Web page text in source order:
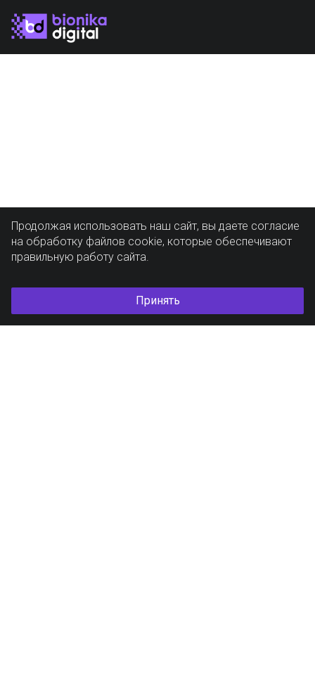
Продолжая использовать наш сайт, вы даете согласие
на обработку файлов cookie, которые обеспечивают
правильную работу сайта.
Принять